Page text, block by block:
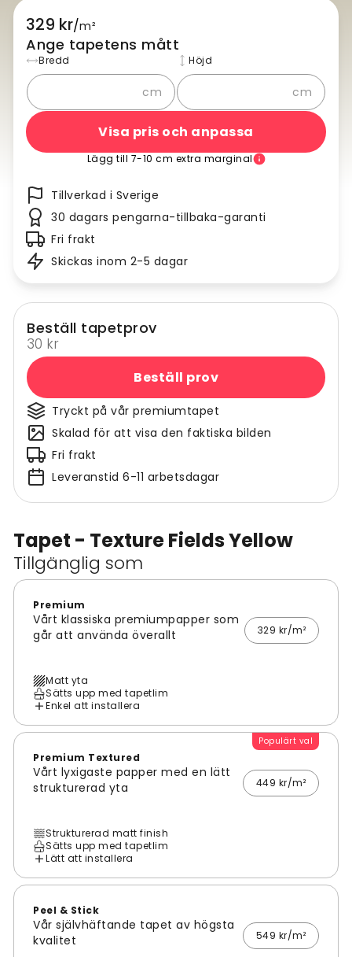
Tapet - Texture Fields Yellow
Tillgänglig som
Premium
Vårt klassiska premiumpapper som
går att använda överallt
329 kr/m²
Matt yta
Sätts upp med tapetlim
Enkel att installera
Populärt val
Premium Textured
Vårt lyxigaste papper med en lätt
strukturerad yta
449 kr/m²
Strukturerad matt finish
Sätts upp med tapetlim
Lätt att installera
Peel & Stick
Vår självhäftande tapet av högsta
kvalitet
549 kr/m²
329 kr/m²
Ange tapetens mått
Bredd
cm
Höjd
cm
Visa pris och anpassa
Lägg till 7-10 cm extra marginal
Tillverkad i Sverige
30 dagars pengarna-tillbaka-garanti
Fri frakt
Skickas inom 2-5 dagar
Beställ tapetprov
30 kr
Beställ prov
Tryckt på vår premiumtapet
Skalad för att visa den faktiska bilden
Fri frakt
Leveranstid 6-11 arbetsdagar